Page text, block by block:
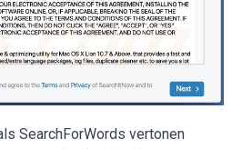
SearchForWords vertonen